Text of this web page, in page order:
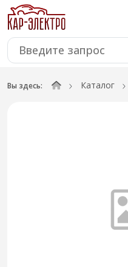
Вы здесь: Каталог